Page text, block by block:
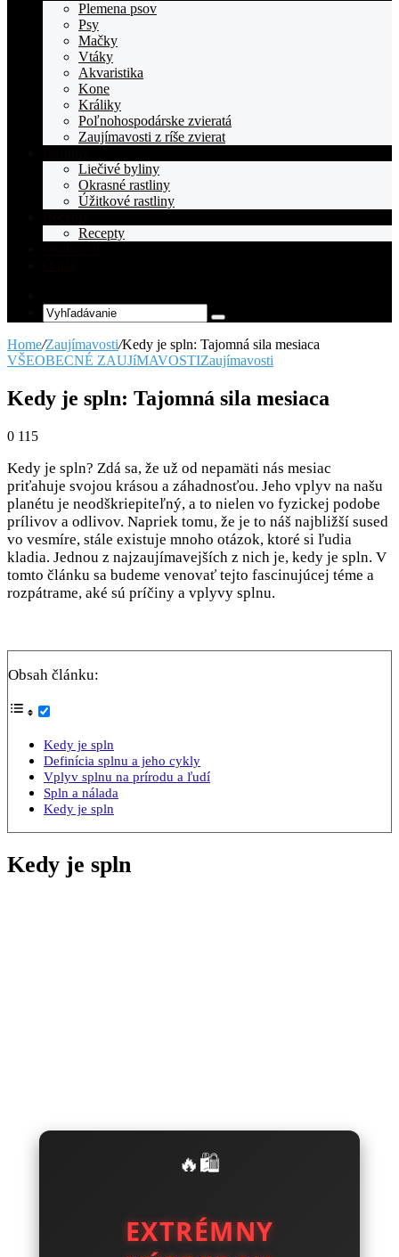
Plemena psov
Psy
Mačky
Vtáky
Akvaristika
Kone
Králiky
Poľnohospodárske zvieratá
Zaujímavosti z ríše zvierat
Liečivé byliny
Okrasné rastliny
Úžitkové rastliny
Recepty
Article
Vyhľadávanie
Home/Zaujímavosti/Kedy je spln: Tajomná sila mesiaca
VŠEOBECNÉ ZAUJíMAVOSTIZaujímavosti
Kedy je spln: Tajomná sila mesiaca
0 115
Kedy je spln? Zdá sa, že už od nepamäti nás mesiac
priťahuje svojou krásou a záhadnosťou. Jeho vplyv na našu
planétu je neodškriepiteľný, a to nielen vo fyzickej podobe
prílivov a odlivov. Napriek tomu, že je to náš najbližší sused
vo vesmíre, stále existuje mnoho otázok, ktoré si ľudia
kladia. Jednou z najzaujímavejších z nich je, kedy je spln. V
tomto článku sa budeme venovať tejto fascinujúcej téme a
rozpátrame, aké sú príčiny a vplyvy splnu.
Obsah článku:
Kedy je spln
Definícia splnu a jeho cykly
Vplyv splnu na prírodu a ľudí
Spln a nálada
Kedy je spln
Kedy je spln
🔥🛍️
EXTRÉMNY